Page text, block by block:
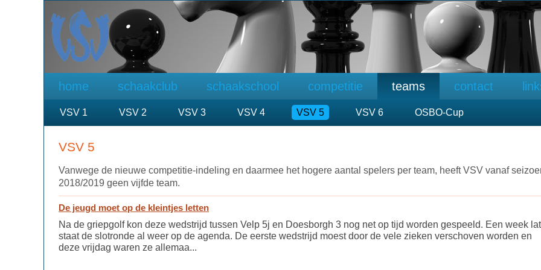
home schaakclub schaakschool competitie teams contact
VSV 1 VSV 2 VSV 3 VSV 4 VSV 5 VSV 6 OSBO-Cup
VSV 5
Vanwege de nieuwe competitie-indeling en daarmee het hogere aantal spelers per team, heeft VSV vanaf
2018/2019 geen vijfde team.
De jeugd moet op de kleintjes letten
Na de griepgolf kon deze wedstrijd tussen Velp 5j en Doesborgh 3 nog net op tijd worden gespeeld. Een week
staat de slotronde al weer op de agenda. De eerste wedstrijd moest door de vele zieken verschoven worden en
deze vrijdag waren ze allemaa...